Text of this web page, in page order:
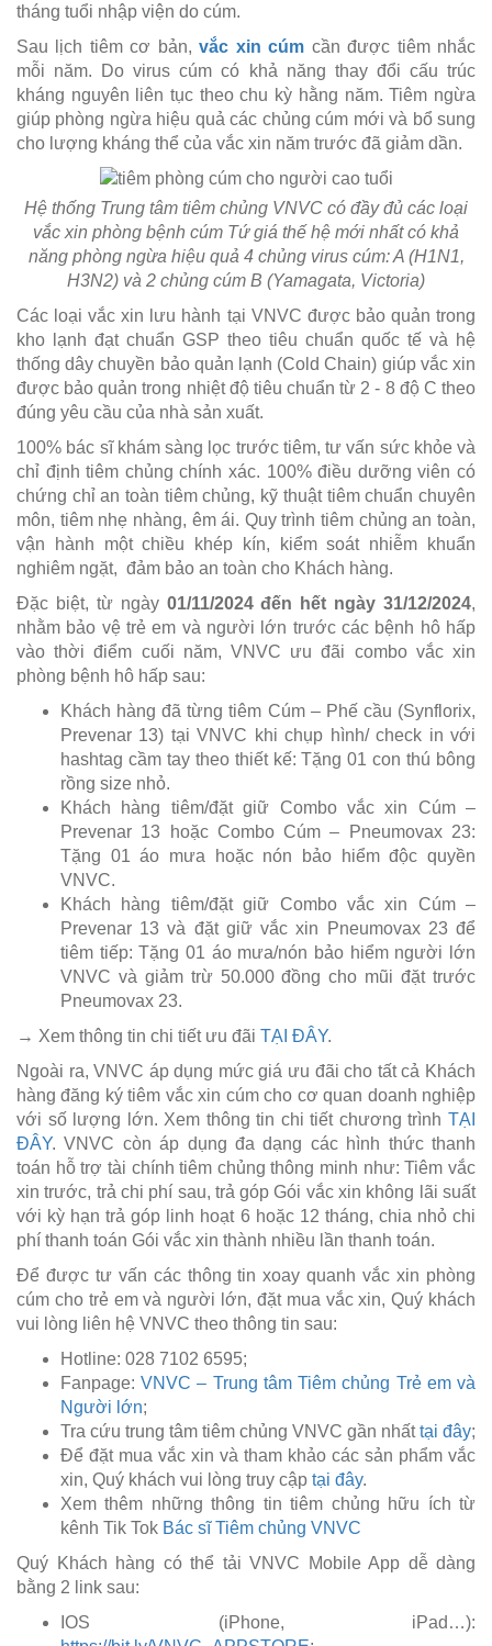
tháng tuổi nhập viện do cúm.
Sau lịch tiêm cơ bản,vắc xin cúm cần được tiêm nhắc
mỗi năm. Do virus cúm có khả năng thay đổi cấu trúc
kháng nguyên liên tục theo chu kỳ hằng năm. Tiêm ngừa
giúp phòng ngừa hiệu quả các chủng cúm mới và bổ sung
cho lượng kháng thể của vắc xin năm trước đã giảm dần.
Hệ thống Trung tâm tiêm chủng VNVC có đầy đủ các loại
vắc xin phòng bệnh cúm Tứ giá thế hệ mới nhất có khả
năng phòng ngừa hiệu quả 4 chủng virus cúm: A (H1N1,
H3N2) và 2 chủng cúm B (Yamagata, Victoria)
Các loại vắc xin lưu hành tại VNVC được bảo quản trong
kho lạnh đạt chuẩn GSP theo tiêu chuẩn quốc tế và hệ
thống dây chuyền bảo quản lạnh (Cold Chain) giúp vắc xin
được bảo quản trong nhiệt độ tiêu chuẩn từ 2 - 8 độ C theo
đúng yêu cầu của nhà sản xuất.
100% bác sĩ khám sàng lọc trước tiêm, tư vấn sức khỏe và
chỉ định tiêm chủng chính xác. 100% điều dưỡng viên có
chứng chỉ an toàn tiêm chủng, kỹ thuật tiêm chuẩn chuyên
môn, tiêm nhẹ nhàng, êm ái. Quy trình tiêm chủng an toàn,
vận hành một chiều khép kín, kiểm soát nhiễm khuẩn
nghiêm ngặt, đảm bảo an toàn cho Khách hàng.
Đặc biệt, từ ngày 01/11/2024 đến hết ngày 31/12/2024,
nhằm bảo vệ trẻ em và người lớn trước các bệnh hô hấp
vào thời điểm cuối năm, VNVC ưu đãi combo vắc xin
phòng bệnh hô hấp sau:
Khách hàng đã từng tiêm Cúm – Phế cầu (Synflorix,
Prevenar 13) tại VNVC khi chụp hình/ check in với
hashtag cầm tay theo thiết kế: Tặng 01 con thú bông
rồng size nhỏ.
Khách hàng tiêm/đặt giữ Combo vắc xin Cúm –
Prevenar 13 hoặc Combo Cúm – Pneumovax 23:
Tặng 01 áo mưa hoặc nón bảo hiểm độc quyền
VNVC.
Khách hàng tiêm/đặt giữ Combo vắc xin Cúm –
Prevenar 13 và đặt giữ vắc xin Pneumovax 23 để
tiêm tiếp: Tặng 01 áo mưa/nón bảo hiểm người lớn
VNVC và giảm trừ 50.000 đồng cho mũi đặt trước
Pneumovax 23.
→ Xem thông tin chi tiết ưu đãi TẠI ĐÂY.
Ngoài ra, VNVC áp dụng mức giá ưu đãi cho tất cả Khách
hàng đăng ký tiêm vắc xin cúm cho cơ quan doanh nghiệp
với số lượng lớn. Xem thông tin chi tiết chương trình TẠI
ĐÂY. VNVC còn áp dụng đa dạng các hình thức thanh
toán hỗ trợ tài chính tiêm chủng thông minh như: Tiêm vắc
xin trước, trả chi phí sau, trả góp Gói vắc xin không lãi suất
với kỳ hạn trả góp linh hoạt 6 hoặc 12 tháng, chia nhỏ chi
phí thanh toán Gói vắc xin thành nhiều lần thanh toán.
Để được tư vấn các thông tin xoay quanh vắc xin phòng
cúm cho trẻ em và người lớn, đặt mua vắc xin, Quý khách
vui lòng liên hệ VNVC theo thông tin sau:
Hotline: 028 7102 6595;
Fanpage:VNVC – Trung tâm Tiêm chủng Trẻ em và
Người lớn;
Tra cứu trung tâm tiêm chủng VNVC gần nhấttại đây;
Để đặt mua vắc xin và tham khảo các sản phẩm vắc
xin, Quý khách vui lòng truy cập tại đây.
Xem thêm những thông tin tiêm chủng hữu ích từ
kênh Tik Tok Bác sĩ Tiêm chủng VNVC
Quý Khách hàng có thể tải VNVC Mobile App dễ dàng
bằng 2 link sau:
IOS (iPhone, iPad…):